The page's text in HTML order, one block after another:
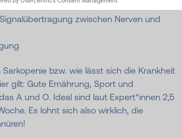
zwischen Nerven und
bzw. wie lässt sich die Krankheit
gilt: Gute Ernährung, Sport und
A und O. Ideal sind laut Expert*innen 2,5
Es lohnt sich also wirklich, die